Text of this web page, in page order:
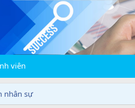
viên
nhân sự